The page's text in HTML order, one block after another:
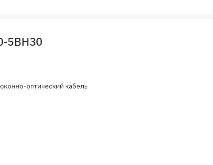
5BH30
оптический кабель